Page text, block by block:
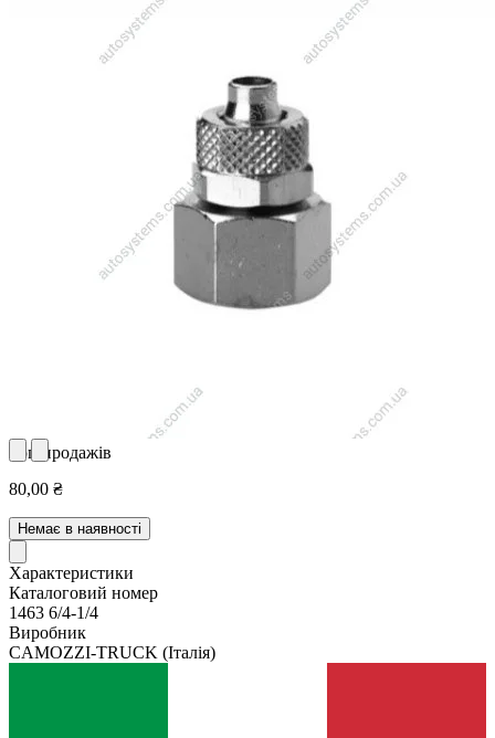
Топ продажів
80,00 ₴
Немає в наявності
Характеристики
Каталоговий номер
1463 6/4-1/4
Виробник
CAMOZZI-TRUCK (Італія)